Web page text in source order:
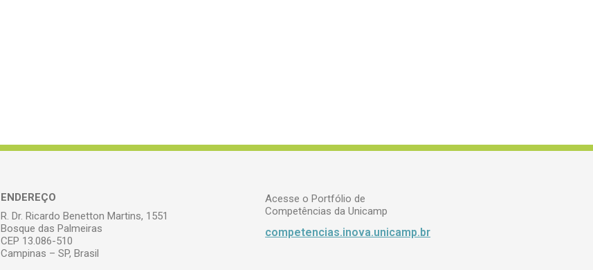
ENDEREÇO
R. Dr. Ricardo Benetton Martins, 1551
Bosque das Palmeiras
CEP 13.086-510
Campinas – SP, Brasil
Acesse o Portfólio de
Competências da Unicamp
competencias.inova.unicamp.br